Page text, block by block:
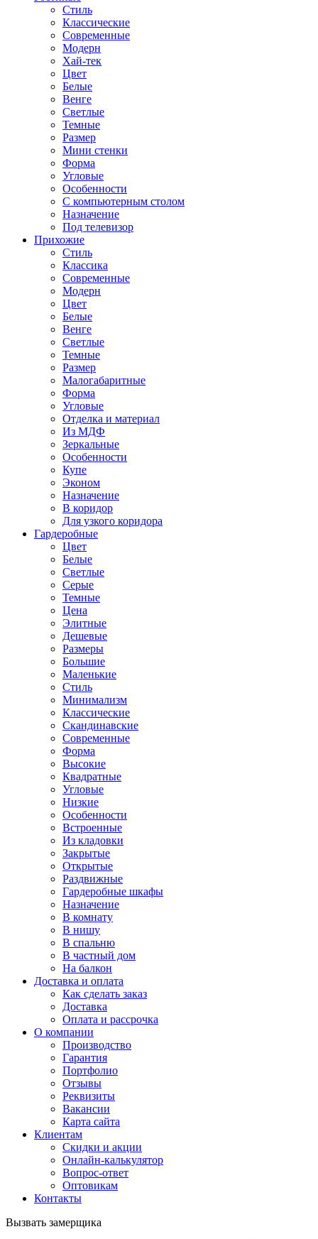
Стиль
Классические
Современные
Модерн
Хай-тек
Цвет
Белые
Венге
Светлые
Темные
Размер
Мини стенки
Форма
Угловые
Особенности
С компьютерным столом
Назначение
Под телевизор
Прихожие
Стиль
Классика
Современные
Модерн
Цвет
Белые
Венге
Светлые
Темные
Размер
Малогабаритные
Форма
Угловые
Отделка и материал
Из МДФ
Зеркальные
Особенности
Купе
Эконом
Назначение
В коридор
Для узкого коридора
Гардеробные
Цвет
Белые
Светлые
Серые
Темные
Цена
Элитные
Дешевые
Размеры
Большие
Маленькие
Стиль
Минимализм
Классические
Скандинавские
Современные
Форма
Высокие
Квадратные
Угловые
Низкие
Особенности
Встроенные
Из кладовки
Закрытые
Открытые
Раздвижные
Гардеробные шкафы
Назначение
В комнату
В нишу
В спальню
В частный дом
На балкон
Доставка и оплата
Как сделать заказ
Доставка
Оплата и рассрочка
О компании
Производство
Гарантия
Портфолио
Отзывы
Реквизиты
Вакансии
Карта сайта
Клиентам
Скидки и акции
Онлайн-калькулятор
Вопрос-ответ
Оптовикам
Контакты
Вызвать замерщика